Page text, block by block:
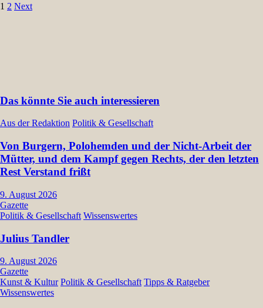
Seitennummerierung
1 2 Next
Das könnte Sie auch interessieren
Aus der Redaktion Politik & Gesellschaft
Von Burgern, Polohemden und der Nicht-Arbeit der
Mütter, und dem Kampf gegen Rechts, der den letzten
Rest Verstand frißt
9. August 2026
Gazette
Politik & Gesellschaft Wissenswertes
Julius Tandler
9. August 2026
Gazette
Kunst & Kultur Politik & Gesellschaft Tipps & Ratgeber
Wissenswertes